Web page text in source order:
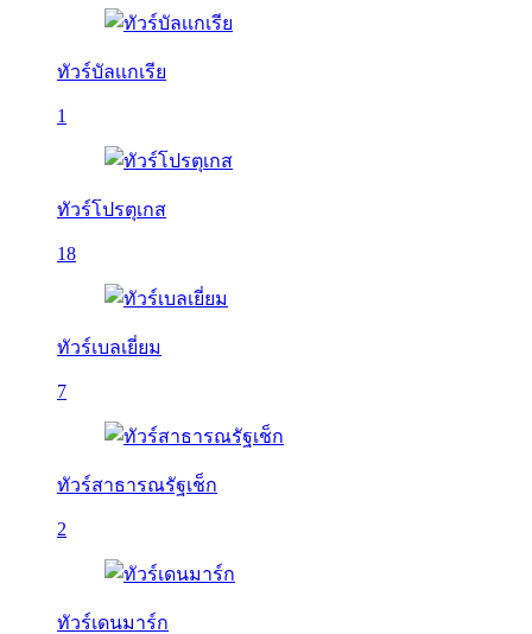
ทัวร์บัลเเกเรีย
1
ทัวร์โปรตุเกส
18
ทัวร์เบลเยี่ยม
7
ทัวร์สาธารณรัฐเช็ก
2
ทัวร์เดนมาร์ก